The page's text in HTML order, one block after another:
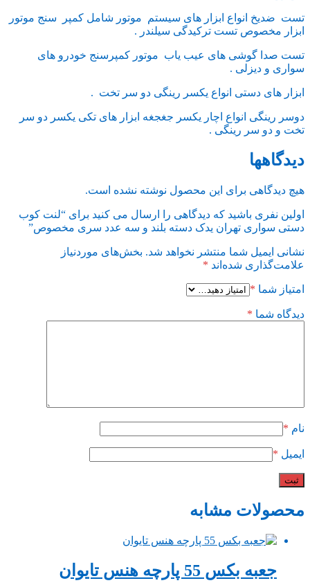
تست ضدیخ انواع ابزار های سیستم موتور شامل کمپر سنج موتور
ابزار مخصوص تست ترکیدگی سیلندر .
تست صدا گوشی های عیب یاب موتور کمپرسنج خودرو های
سواری و دیزلی .
ابزار های دستی انواع یکسر رینگی دو سر تخت .
دوسر رینگی انواع اچار یکسر جغجغه ابزار های تکی یکسر دو سر
تخت و دو سر رینگی .
دیدگاهها
هیچ دیدگاهی برای این محصول نوشته نشده است.
اولین نفری باشید که دیدگاهی را ارسال می کنید برای “لنت کوب
دستی سواری تهران یدک دسته بلند و سه عدد سری مخصوص”
نشانی ایمیل شما منتشر نخواهد شد. بخش‌های موردنیاز
علامت‌گذاری شده‌اند *
امتیاز شما *
دیدگاه شما *
نام *
ایمیل *
محصولات مشابه
جعبه بکس 55 پارچه هنس تایوان